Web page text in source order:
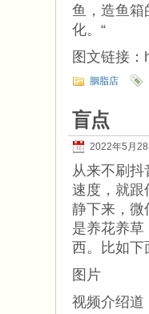
鱼，造鱼箱
化。“
图文链接
胭脂店
盲点
2022年5月
从来不刷
速度，就跟
静下来，微
是养花养
西。比如下
图片
视频介绍